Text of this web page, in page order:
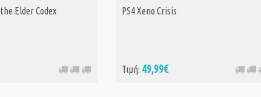
Elder Codex PS4 Xeno Crisis
Τιμή: 49,99€